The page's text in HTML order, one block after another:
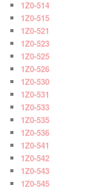
1Z0-514
1Z0-515
1Z0-521
1Z0-523
1Z0-525
1Z0-526
1Z0-530
1Z0-531
1Z0-533
1Z0-535
1Z0-536
1Z0-541
1Z0-542
1Z0-543
1Z0-545